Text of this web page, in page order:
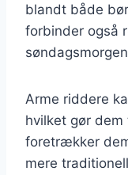
blandt både
forbinder også
Arme riddere
hvilket gør
foretrækker
mere